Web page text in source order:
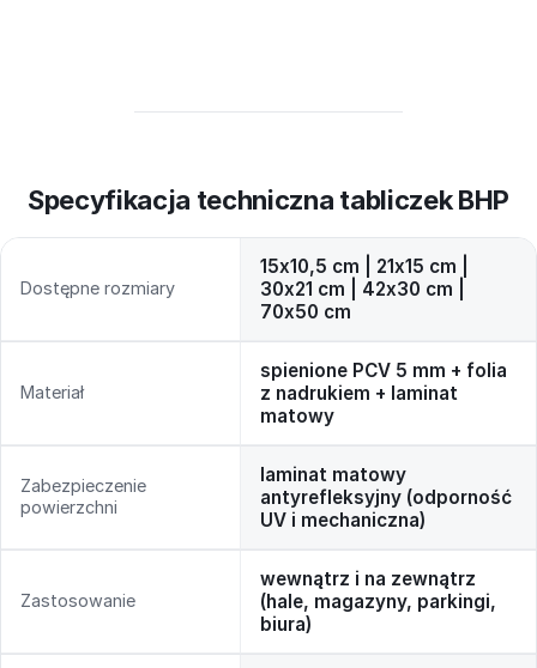
Specyfikacja techniczna tabliczek BHP
Dostępne rozmiary
15x10,5 cm | 21x15 cm |
30x21 cm | 42x30 cm |
70x50 cm
Materiał
spienione PCV 5 mm + folia
z nadrukiem + laminat
matowy
Zabezpieczenie
powierzchni
laminat matowy
antyrefleksyjny (odporność
UV i mechaniczna)
Zastosowanie
wewnątrz i na zewnątrz
(hale, magazyny, parkingi,
biura)